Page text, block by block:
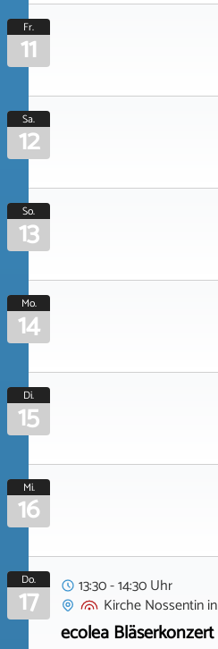
Fr.
11
Sa.
12
So.
13
Mo.
14
Di.
15
Mi.
16
Do.
17
13:30 - 14:30 Uhr
Kirche Nossentinin
ecolea Bläserkonzert